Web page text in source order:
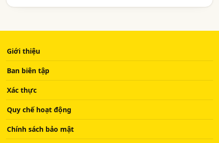
Giới thiệu
Ban biên tập
Xác thực
Quy chế hoạt động
Chính sách bảo mật